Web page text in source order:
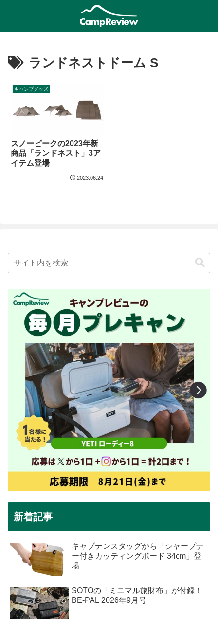
ランドネストドーム S
キャンプグッズ
スノーピークの2023年新
商品「ランドネスト」3ア
イテム登場
2023.06.24
新着記事
キャプテンスタッグから「シャープナ
ー付きカッティングボード 34cm」登
場
SOTOの「ミニマル旅財布」が付録！
BE-PAL 2026年9月号